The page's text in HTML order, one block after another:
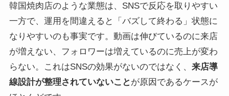
韓国焼肉店のような業態は、SNSで反応を取りやすい
一方で、運用を間違えると「バズして終わる」状態に
なりやすいのも事実です。動画は伸びているのに来店
が増えない、フォロワーは増えているのに売上が変わ
らない。これはSNSの効果がないのではなく、 来店導
線設計が整理されていないこと が原因であるケースが